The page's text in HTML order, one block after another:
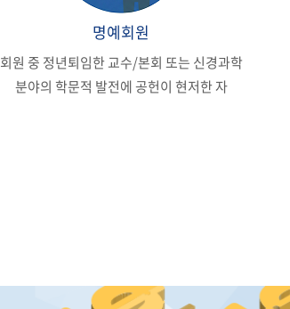
명예회원
회원 중 정년퇴임한 교수/본회 또는 신경과학
분야의 학문적 발전에 공헌이 현저한 자